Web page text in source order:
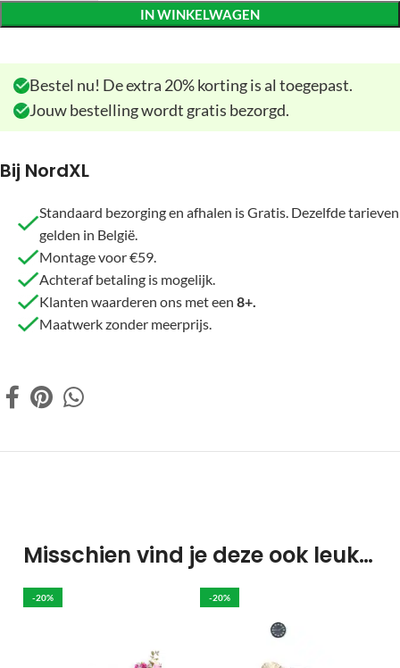
IN WINKELWAGEN
Bestel nu! De extra 20% korting is al toegepast.
Jouw bestelling wordt gratis bezorgd.
Bij NordXL
Standaard bezorging en afhalen is Gratis. Dezelfde tarieven
gelden in België.
Montage voor €59.
Achteraf betaling is mogelijk.
Klanten waarderen ons met een 8+.
Maatwerk zonder meerprijs.
Misschien vind je deze ook leuk…
-20% -20%